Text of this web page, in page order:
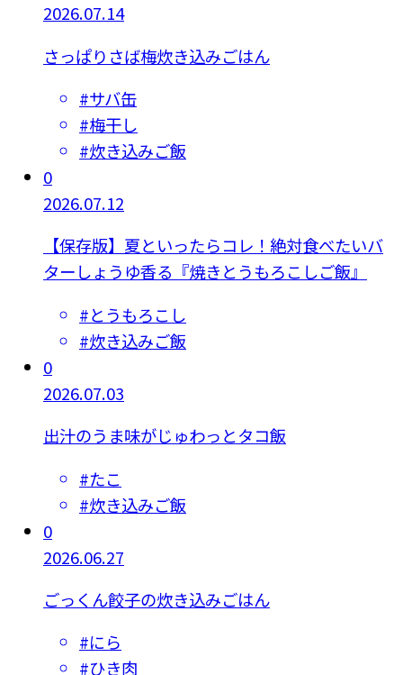
2026.07.14
さっぱりさば梅炊き込みごはん
#サバ缶
#梅干し
#炊き込みご飯
0
2026.07.12
【保存版】夏といったらコレ！絶対食べたいバ
ターしょうゆ香る『焼きとうもろこしご飯』
#とうもろこし
#炊き込みご飯
0
2026.07.03
出汁のうま味がじゅわっとタコ飯
#たこ
#炊き込みご飯
0
2026.06.27
ごっくん餃子の炊き込みごはん
#にら
#ひき肉